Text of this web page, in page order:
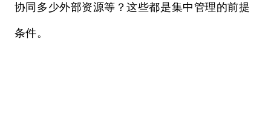
协同多少外部资源等？这些都是集中管理的前提
条件。